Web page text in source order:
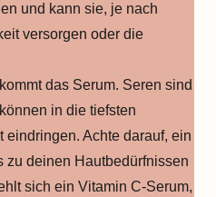
und kann sie, je nach
versorgen oder die
das Serum. Seren sind
in die tiefsten
eindringen. Achte darauf, ein
zu deinen Hautbedürfnissen
sich ein Vitamin C-Serum,